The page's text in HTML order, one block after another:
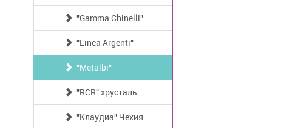
"Gamma Chinelli"
"Linea Argenti"
"Metalbi"
"RCR" хрусталь
"Клаудиа" Чехия